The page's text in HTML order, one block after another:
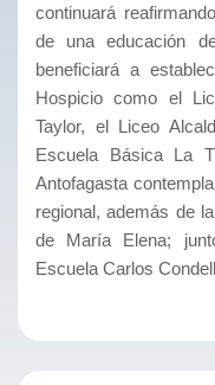
continuará
de una educación
beneficiará a
Hospicio como el
Taylor, el Liceo
Escuela Básica La
Antofagasta
regional, además de
de María Elena;
Escuela Carlos